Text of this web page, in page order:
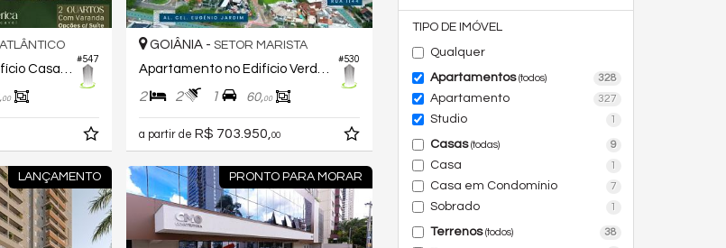
TIPO DE IMÓVEL
Qualquer
Apartamentos(todos) 328
Apartamento 327
Studio 1
Casas(todas) 9
Casa 1
Casa em Condomínio 7
Sobrado 1
Terrenos(todos) 38
#547
00
#530
GOIÂNIA - SETOR MARISTA
2 2 1 60,00
a partir de R$ 703.950, 00
LANÇAMENTO PRONTO PARA MORAR